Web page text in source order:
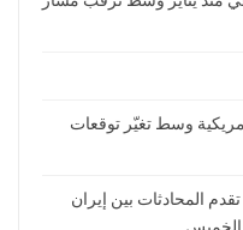
وسط تغيّر توقعات
المحادثات بين إيران